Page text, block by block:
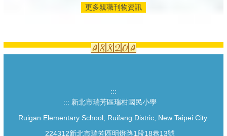
更多親職刊物資訊
:::
::: 新北市瑞芳區瑞柑國民小學
Ruigan Elementary School, Ruifang Distric, New Taipei City.
224312新北市瑞芳區明燈路1段18巷13號